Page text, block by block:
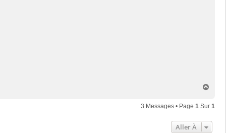
u
t
3 Messages • Page 1 Sur 1
Aller À